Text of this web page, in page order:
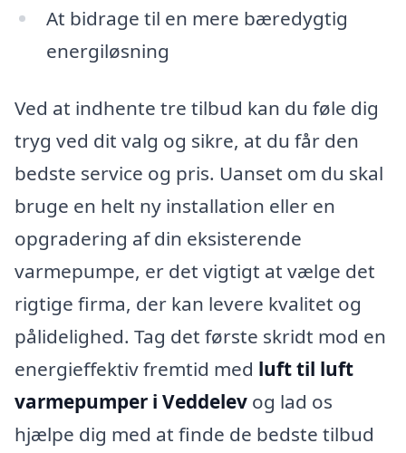
At bidrage til en mere bæredygtig
energiløsning
Ved at indhente tre tilbud kan du føle dig
tryg ved dit valg og sikre, at du får den
bedste service og pris. Uanset om du skal
bruge en helt ny installation eller en
opgradering af din eksisterende
varmepumpe, er det vigtigt at vælge det
rigtige firma, der kan levere kvalitet og
pålidelighed. Tag det første skridt mod en
energieffektiv fremtid med luft til luft
varmepumper i Veddelev og lad os
hjælpe dig med at finde de bedste tilbud